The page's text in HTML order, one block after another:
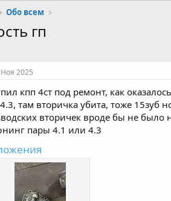
Обо всем
гп
2025
кпп 4ст под ремонт, как
там вторичка убита, тоже 15зуб
вторичек вроде бы не было
пары 4.1 или 4.3